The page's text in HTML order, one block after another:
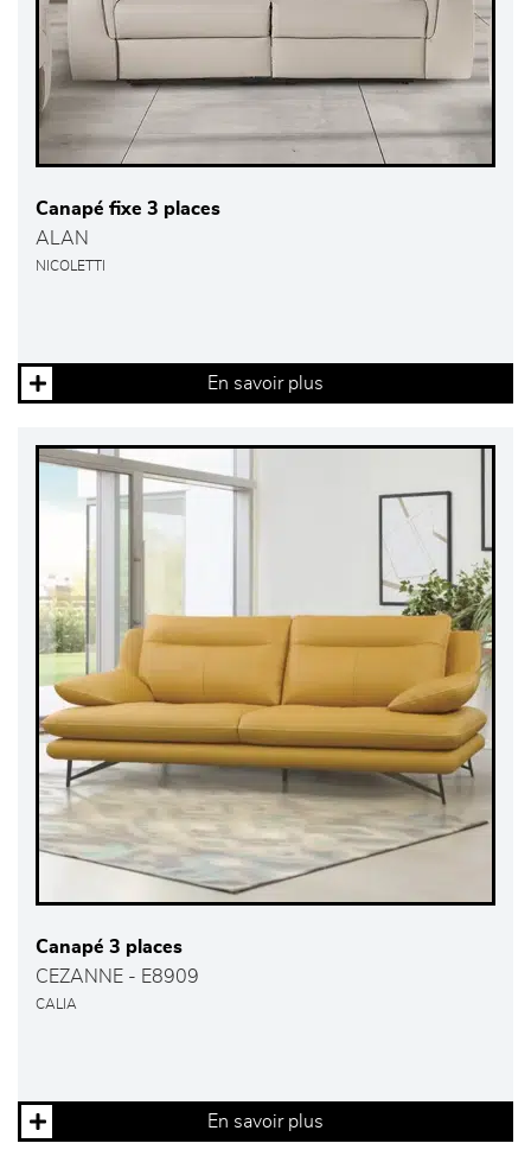
Canapé fixe 3 places
ALAN
NICOLETTI
En savoir plus
Canapé 3 places
CEZANNE - E8909
CALIA
En savoir plus